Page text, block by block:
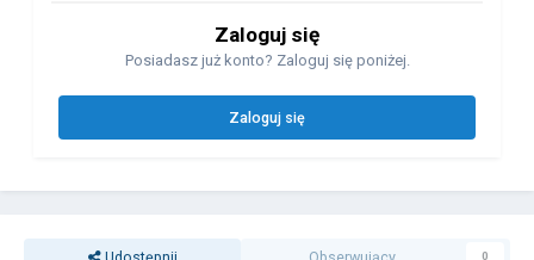
Zaloguj się
Posiadasz już konto? Zaloguj się poniżej.
Zaloguj się
0